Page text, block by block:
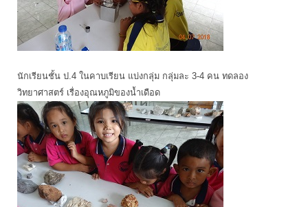
นักเรียนชั้น ป.4 ในคาบเรียน แบ่งกลุ่ม กลุ่มละ 3-4 คน ทดลอง
วิทยาศาสตร์ เรื่องอุณหภูมิของน้ำเดือด